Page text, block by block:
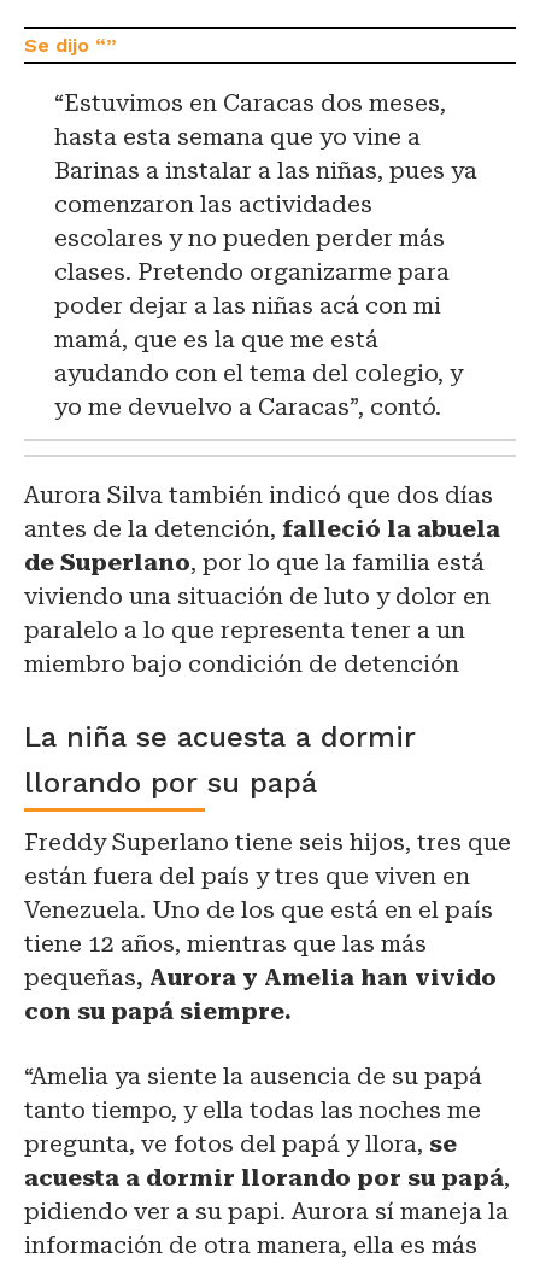
“Estuvimos en Caracas dos meses,
hasta esta semana que yo vine a
Barinas a instalar a las niñas, pues ya
comenzaron las actividades
escolares y no pueden perder más
clases. Pretendo organizarme para
poder dejar a las niñas acá con mi
mamá, que es la que me está
ayudando con el tema del colegio, y
yo me devuelvo a Caracas”, contó.
Aurora Silva también indicó que dos días
antes de la detención, falleció la abuela
de Superlano, por lo que la familia está
viviendo una situación de luto y dolor en
paralelo a lo que representa tener a un
miembro bajo condición de detención
La niña se acuesta a dormir
llorando por su papá
Freddy Superlano tiene seis hijos, tres que
están fuera del país y tres que viven en
Venezuela. Uno de los que está en el país
tiene 12 años, mientras que las más
pequeñas, Aurora y Amelia han vivido
con su papá siempre.
“Amelia ya siente la ausencia de su papá
tanto tiempo, y ella todas las noches me
pregunta, ve fotos del papá y llora, se
acuesta a dormir llorando por su papá,
pidiendo ver a su papi. Aurora sí maneja la
información de otra manera, ella es más